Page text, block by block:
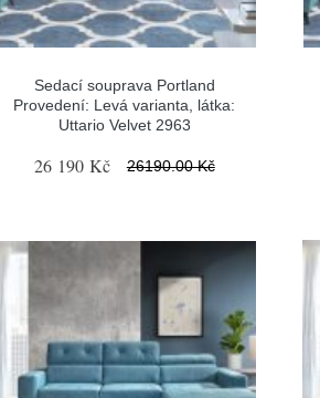
Sedací souprava Portland
Provedení: Levá varianta, látka:
Uttario Velvet 2963
26 190 Kč 26190.00 Kč